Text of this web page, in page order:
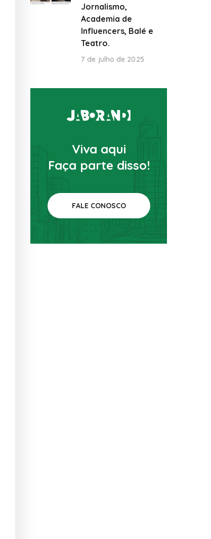
Jornalismo,
Academia de
Influencers, Balé e
Teatro.
7 de julho de 2025
Viva aqui
Faça parte disso!
FALE CONOSCO